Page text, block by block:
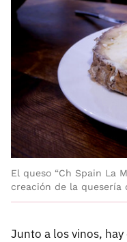
El queso “Ch Spain La
creación de la quesería
Junto a los vinos,